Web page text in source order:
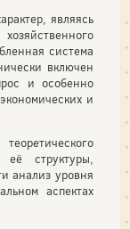
являясь
система
включен
и особенно
и
её структуры,
анализ уровня
аспектах